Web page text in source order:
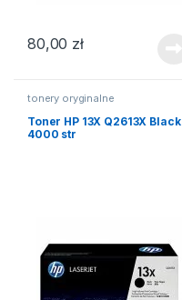
80,00 zł
tonery oryginalne
Toner HP 13X Q2613X Black
4000 str